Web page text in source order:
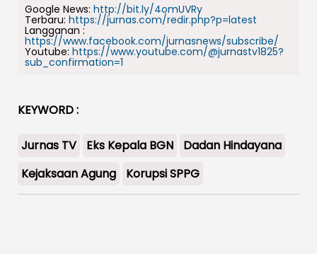
Google News: http://bit.ly/4omUVRy
Terbaru: https://jurnas.com/redir.php?p=latest
Langganan :
https://www.facebook.com/jurnasnews/subscribe/
Youtube: https://www.youtube.com/@jurnastv1825?
sub_confirmation=1
KEYWORD :
Jurnas TV Eks Kepala BGN
Dadan Hindayana
Kejaksaan Agung
Korupsi SPPG